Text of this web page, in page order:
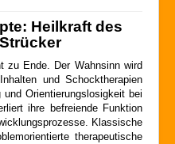
Heilkraft des
zu Ende. Der Wahnsinn wird
und Schocktherapien
Orientierungslosigkeit bei
ihre befreiende Funktion
Klassische
therapeutische